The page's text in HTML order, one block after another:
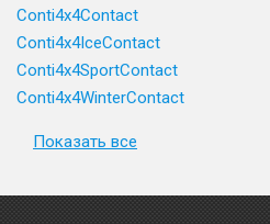
Conti4x4Contact
Conti4x4IceContact
Conti4x4SportContact
Conti4x4WinterContact
Показать все